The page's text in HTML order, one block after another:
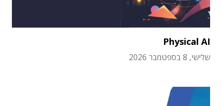
Physical AI
שלישי, 8 בספטמבר 2026